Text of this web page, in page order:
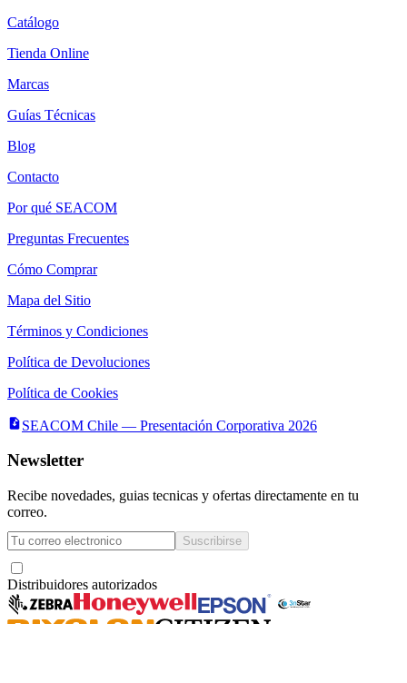
Catálogo
Tienda Online
Marcas
Guías Técnicas
Blog
Contacto
Por qué SEACOM
Preguntas Frecuentes
Cómo Comprar
Mapa del Sitio
Términos y Condiciones
Política de Devoluciones
Política de Cookies
SEACOM Chile — Presentación Corporativa 2026
Newsletter
Recibe novedades, guias tecnicas y ofertas directamente en tu
correo.
Suscribirse
Distribuidores autorizados